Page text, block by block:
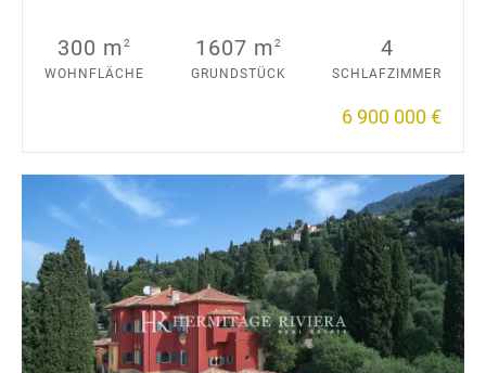
300 m2
WOHNFLÄCHE
1607 m2
GRUNDSTÜCK
4
SCHLAFZIMMER
6 900 000 €